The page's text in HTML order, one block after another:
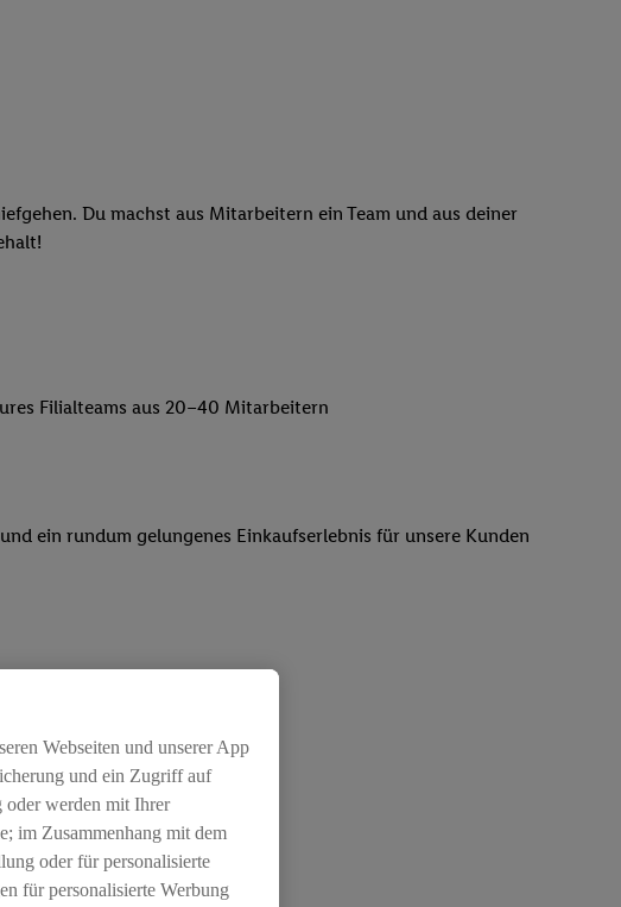
Du machst aus Mitarbeitern ein Team und aus deiner
Filialteams aus 20–40 Mitarbeitern
ein rundum gelungenes Einkaufserlebnis für unsere Kunden
Position
Webseiten und unserer App
und ein Zugriff auf
oder werden mit Ihrer
im Zusammenhang mit dem
oder für personalisierte
für personalisierte Werbung